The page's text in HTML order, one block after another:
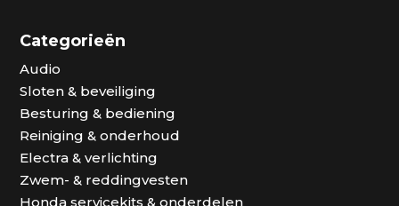
Categorieën
Audio
Sloten & beveiliging
Besturing & bediening
Reiniging & onderhoud
Electra & verlichting
Zwem- & reddingvesten
Honda servicekits & onderdelen